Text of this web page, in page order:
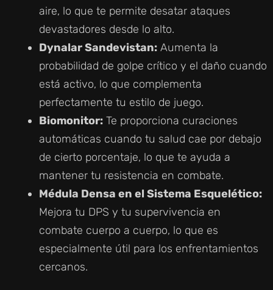
aire, lo que te permite desatar ataques
devastadores desde lo alto.
Dynalar Sandevistan: Aumenta la
probabilidad de golpe crítico y el daño cuando
está activo, lo que complementa
perfectamente tu estilo de juego.
Biomonitor: Te proporciona curaciones
automáticas cuando tu salud cae por debajo
de cierto porcentaje, lo que te ayuda a
mantener tu resistencia en combate.
Médula Densa en el Sistema Esquelético:
Mejora tu DPS y tu supervivencia en
combate cuerpo a cuerpo, lo que es
especialmente útil para los enfrentamientos
cercanos.